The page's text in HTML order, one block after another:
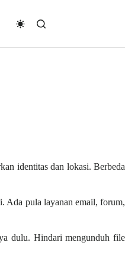
identitas dan lokasi. Berbeda
Ada pula layanan email, forum,
dulu. Hindari mengunduh file